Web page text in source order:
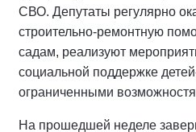
СВО. Депутаты регулярно
строительно-ремонтную
садам, реализуют
социальной поддержке
ограниченными
На прошедшей неделе